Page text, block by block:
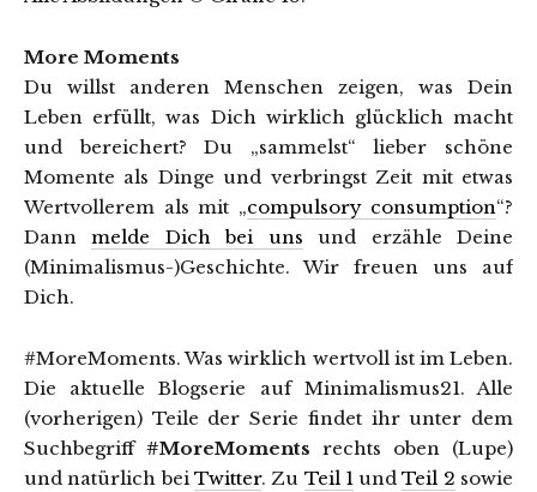
More Moments
Du willst anderen Menschen zeigen, was Dein
Leben erfüllt, was Dich wirklich glücklich macht
und bereichert? Du „sammelst“ lieber schöne
Momente als Dinge und verbringst Zeit mit etwas
Wertvollerem als mit „compulsory consumption“?
Dannmelde Dich bei uns und erzähle Deine
(Minimalismus-)Geschichte. Wir freuen uns auf
Dich.
#MoreMoments. Was wirklich wertvoll ist im Leben.
Die aktuelle Blogserie auf Minimalismus21. Alle
(vorherigen) Teile der Serie findet ihr unter dem
Suchbegriff #MoreMoments rechts oben (Lupe)
und natürlich bei Twitter. Zu Teil 1undTeil 2 sowie